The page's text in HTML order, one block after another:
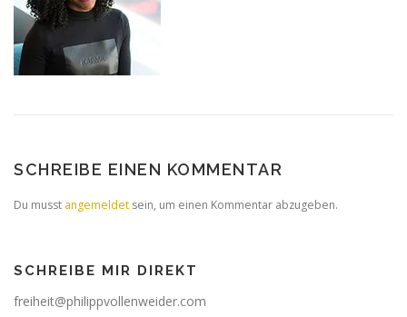
SCHREIBE EINEN KOMMENTAR
Du musst angemeldet sein, um einen Kommentar abzugeben.
SCHREIBE MIR DIREKT
freiheit@philippvollenweider.com